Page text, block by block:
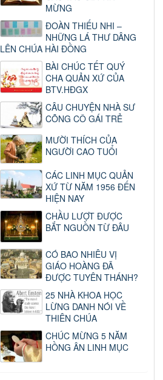
MỪNG
ĐOÀN THIẾU NHI –
NHỮNG LÁ THƯ DÂNG
LÊN CHÚA HÀI ĐỒNG
BÀI CHÚC TẾT QUÝ
CHA QUẢN XỨ CỦA
BTV.HĐGX
CÂU CHUYỆN NHÀ SƯ
CÕNG CÔ GÁI TRẺ
MƯỜI THÍCH CỦA
NGƯỜI CAO TUỔI
CÁC LINH MỤC QUẢN
XỨ TỪ NĂM 1956 ĐẾN
HIỆN NAY
CHẦU LƯỢT ĐƯỢC
BẮT NGUỒN TỪ ĐÂU
CÓ BAO NHIÊU VỊ
GIÁO HOÀNG ĐÃ
ĐƯỢC TUYÊN THÁNH?
25 NHÀ KHOA HỌC
LỪNG DANH NÓI VỀ
THIÊN CHÚA
CHÚC MỪNG 5 NĂM
HỒNG ÂN LINH MỤC